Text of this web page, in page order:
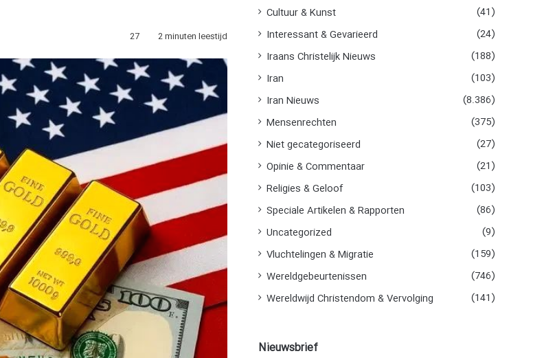
27 2 minuten leestijd
Cultuur & Kunst
(41)
Interessant & Gevarieerd
(24)
Iraans Christelijk Nieuws
(188)
Iran
(103)
Iran Nieuws
(8.386)
Mensenrechten
(375)
Niet gecategoriseerd
(27)
Opinie & Commentaar
(21)
Religies & Geloof
(103)
Speciale Artikelen & Rapporten
(86)
Uncategorized
(9)
Vluchtelingen & Migratie
(159)
Wereldgebeurtenissen
(746)
Wereldwijd Christendom & Vervolging
(141)
Nieuwsbrief